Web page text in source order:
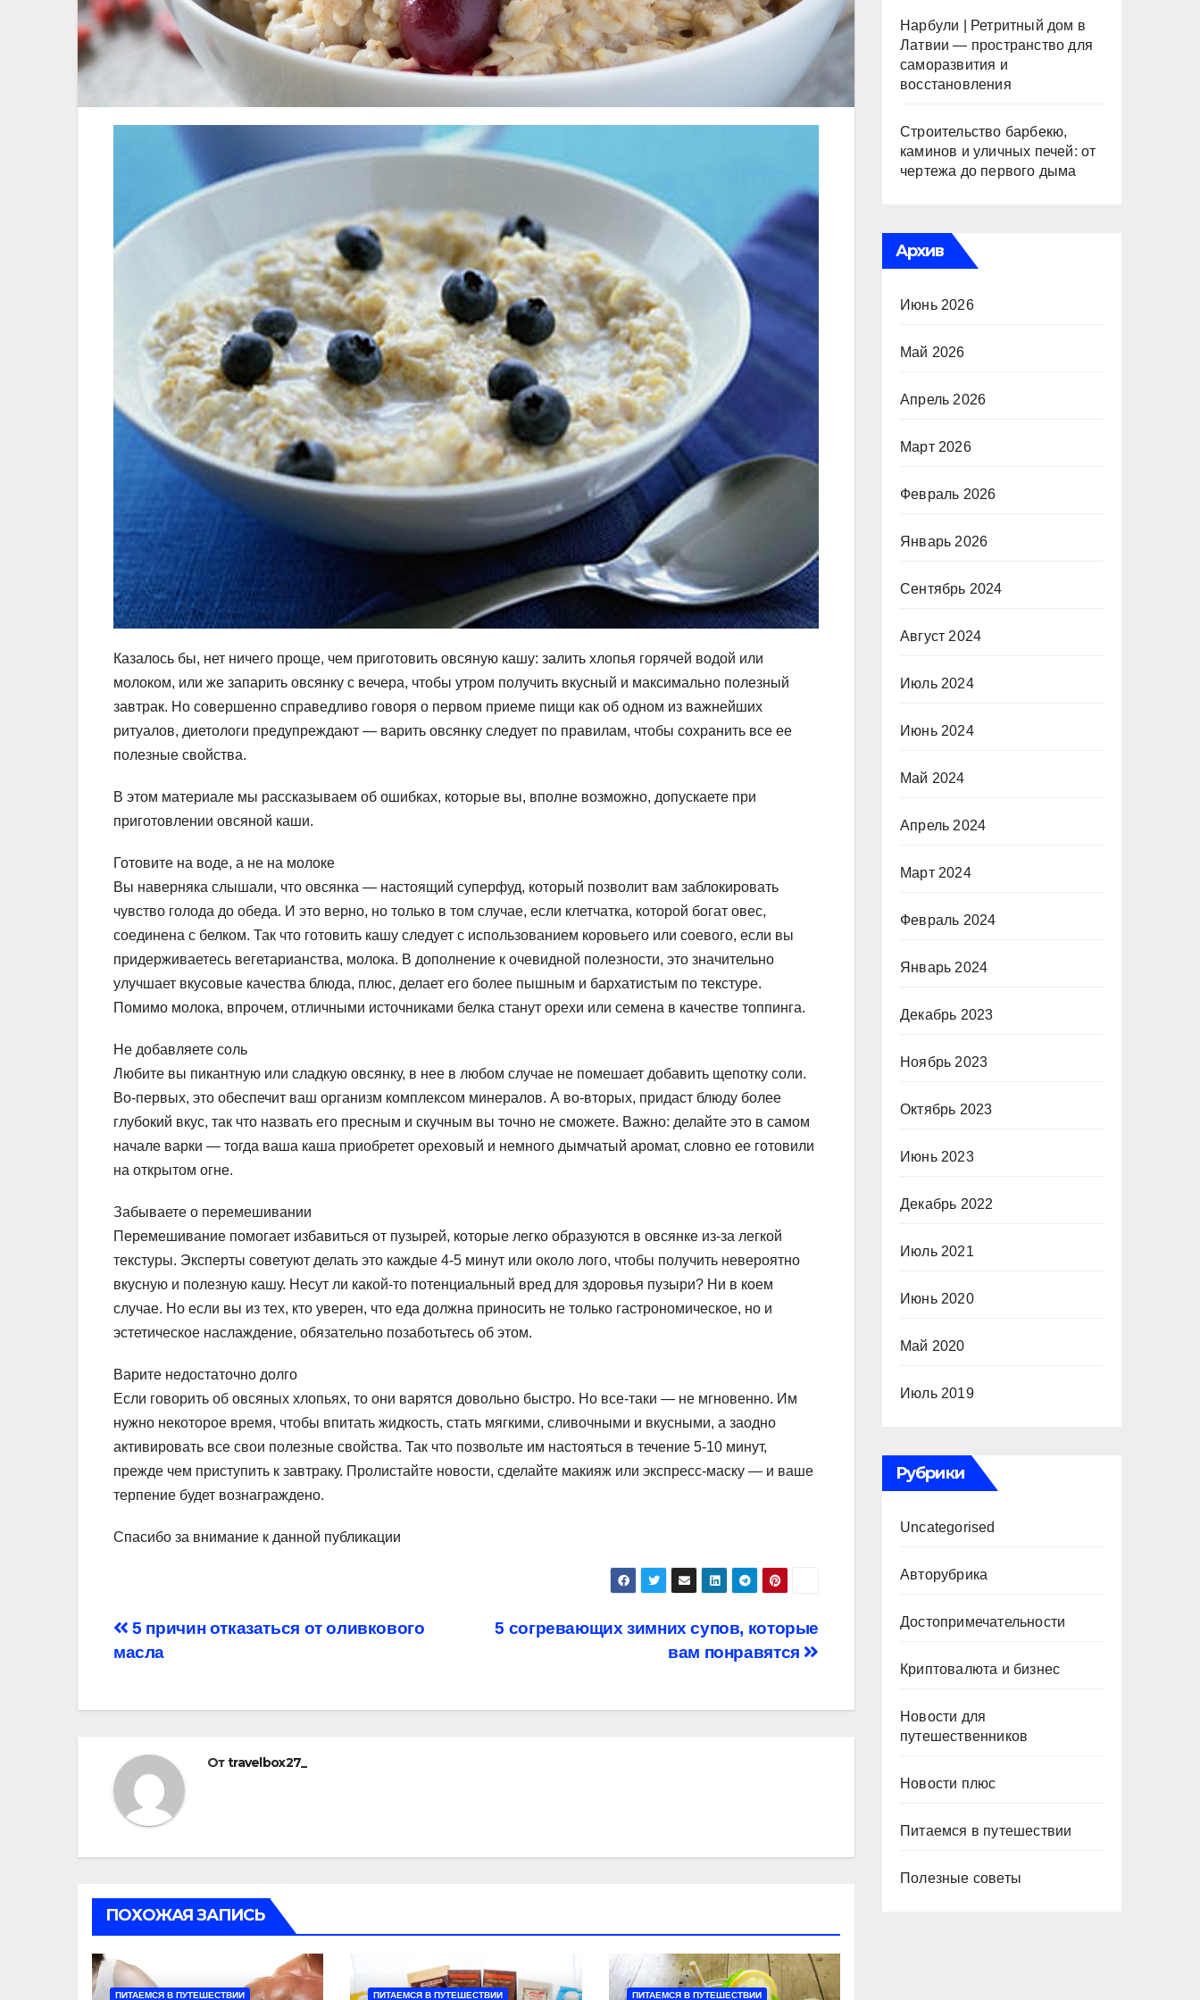
Казалось бы, нет ничего проще, чем приготовить овсяную кашу: залить хлопья горячей водой или
молоком, или же запарить овсянку с вечера, чтобы утром получить вкусный и максимально полезный
завтрак. Но совершенно справедливо говоря о первом приеме пищи как об одном из важнейших
ритуалов, диетологи предупреждают — варить овсянку следует по правилам, чтобы сохранить все ее
полезные свойства.
В этом материале мы рассказываем об ошибках, которые вы, вполне возможно, допускаете при
приготовлении овсяной каши.
Готовите на воде, а не на молоке
Вы наверняка слышали, что овсянка — настоящий суперфуд, который позволит вам заблокировать
чувство голода до обеда. И это верно, но только в том случае, если клетчатка, которой богат овес,
соединена с белком. Так что готовить кашу следует с использованием коровьего или соевого, если вы
придерживаетесь вегетарианства, молока. В дополнение к очевидной полезности, это значительно
улучшает вкусовые качества блюда, плюс, делает его более пышным и бархатистым по текстуре.
Помимо молока, впрочем, отличными источниками белка станут орехи или семена в качестве топпинга.
Не добавляете соль
Любите вы пикантную или сладкую овсянку, в нее в любом случае не помешает добавить щепотку соли.
Во-первых, это обеспечит ваш организм комплексом минералов. А во-вторых, придаст блюду более
глубокий вкус, так что назвать его пресным и скучным вы точно не сможете. Важно: делайте это в самом
начале варки — тогда ваша каша приобретет ореховый и немного дымчатый аромат, словно ее готовили
на открытом огне.
Забываете о перемешивании
Перемешивание помогает избавиться от пузырей, которые легко образуются в овсянке из-за легкой
текстуры. Эксперты советуют делать это каждые 4-5 минут или около лого, чтобы получить невероятно
вкусную и полезную кашу. Несут ли какой-то потенциальный вред для здоровья пузыри? Ни в коем
случае. Но если вы из тех, кто уверен, что еда должна приносить не только гастрономическое, но и
эстетическое наслаждение, обязательно позаботьтесь об этом.
Варите недостаточно долго
Если говорить об овсяных хлопьях, то они варятся довольно быстро. Но все-таки — не мгновенно. Им
нужно некоторое время, чтобы впитать жидкость, стать мягкими, сливочными и вкусными, а заодно
активировать все свои полезные свойства. Так что позвольте им настояться в течение 5-10 минут,
прежде чем приступить к завтраку. Пролистайте новости, сделайте макияж или экспресс-маску — и ваше
терпение будет вознаграждено.
Спасибо за внимание к данной публикации
Навигация
записям
5 согревающих зимних супов, которые
вам понравятся
5 причин отказаться от оливкового
масла
Отtravelbox27_
ПОХОЖАЯ ЗАПИСЬ
ПИТАЕМСЯ В ПУТЕШЕСТВИИ ПИТАЕМСЯ В ПУТЕШЕСТВИИ ПИТАЕМСЯ В ПУТЕШЕСТВИИ
Нарбули | Ретритный дом в
Латвии — пространство для
саморазвития и
восстановления
Строительство барбекю,
каминов и уличных печей: от
чертежа до первого дыма
Архив
Июнь 2026
Май 2026
Апрель 2026
Март 2026
Февраль 2026
Январь 2026
Сентябрь 2024
Август 2024
Июль 2024
Июнь 2024
Май 2024
Апрель 2024
Март 2024
Февраль 2024
Январь 2024
Декабрь 2023
Ноябрь 2023
Октябрь 2023
Июнь 2023
Декабрь 2022
Июль 2021
Июнь 2020
Май 2020
Июль 2019
Рубрики
Uncategorised
Авторубрика
Достопримечательности
Криптовалюта и бизнес
Новости для
путешественников
Новости плюс
Питаемся в путешествии
Полезные советы